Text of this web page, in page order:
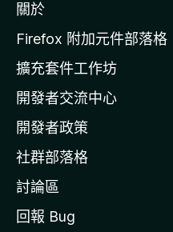
i
l
a
官
網
關於
Firefox 附加元件部落格
擴充套件工作坊
開發者交流中心
開發者政策
社群部落格
討論區
回報 Bug